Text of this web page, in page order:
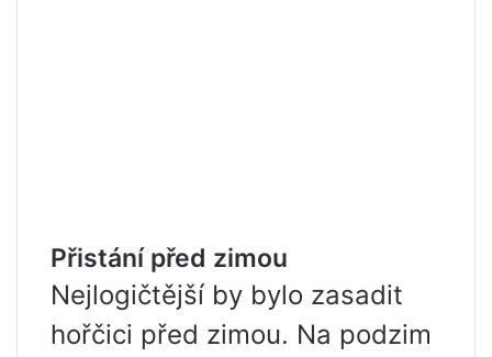
Přistání před zimou
Nejlogičtější by bylo zasadit
hořčici před zimou. Na podzim